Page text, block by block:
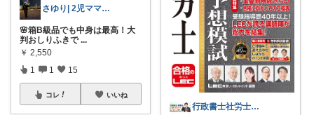
さゆり| 2児ママお買い物メモ🧸
🌸箱B級品でも中身は最高！大
判おしりふきで ...
￥ 2,550
1 1 15
コレ いいね
行政書士社労士｜スイーツ手土産＆開業支援